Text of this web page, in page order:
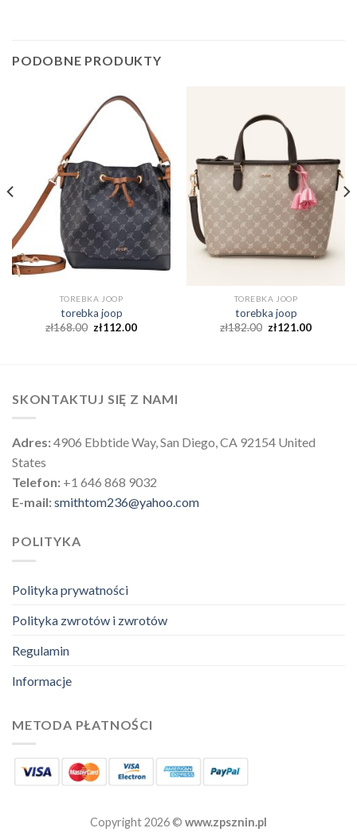
PODOBNE PRODUKTY
TOREBKA JOOP
torebka joop
zł168.00 zł112.00
TOREBKA JOOP
torebka joop
zł182.00 zł121.00
SKONTAKTUJ SIĘ Z NAMI
Adres:4906 Ebbtide Way, San Diego, CA 92154 United
States
Telefon: +1 646 868 9032
E-mail:smithtom236@yahoo.com
POLITYKA
Polityka prywatności
Polityka zwrotów i zwrotów
Regulamin
Informacje
METODA PŁATNOŚCI
Copyright 2026 © www.zpsznin.pl